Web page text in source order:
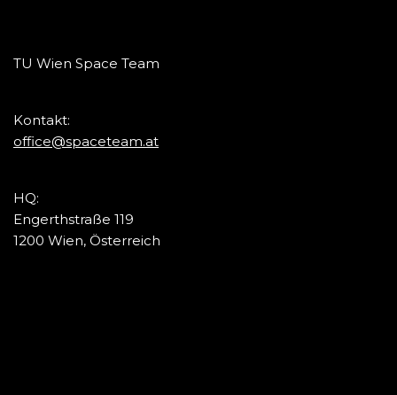
TU Wien Space Team
Kontakt:
office@spaceteam.at
HQ:
Engerthstraße 119
1200 Wien, Österreich